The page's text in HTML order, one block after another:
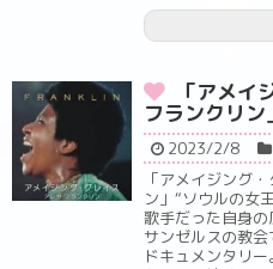
「アメイ
フランクリン
2023/2/8
「アメイジング
ン」“ソウルの女
歌手だった自身
サンゼルスの教
ドキュメンタリ